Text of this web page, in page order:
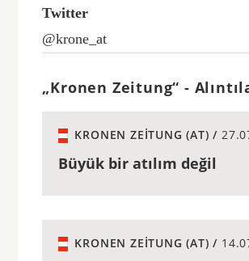
Twitter
@krone_at
„Kronen Zeitung“ -
KRONEN ZEITUNG (AT) /
Büyük bir atılım değil
KRONEN ZEITUNG (AT) /